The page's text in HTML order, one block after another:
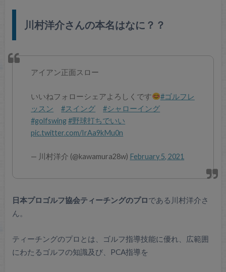
川村洋介さんの本名はなに？？
アイアン正面スロー
いいねフォローシェアよろしくです
#ゴルフレ
ッスン
#スイング
#シャローイング
#golfswing #野球打ちでいい
pic.twitter.com/IrAa9kMu0n
— 川村洋介 (@kawamura28w) February 5, 2021
日本プロゴルフ協会ティーチングのプロである川村洋介さ
ん。
ティーチングのプロとは、ゴルフ指導技能に優れ、広範囲
にわたるゴルフの知識及び、PCA指導を